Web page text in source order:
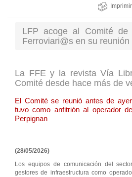
LFP acoge al Comité de
Ferroviari@s en su reunión
La FFE y la revista Vía
Comité desde hace más de
El Comité se reunió antes de
tuvo como anfitrión al operador
Perpignan
(28/05/2026)
Los equipos de comunicación del
gestores de infraestructura como